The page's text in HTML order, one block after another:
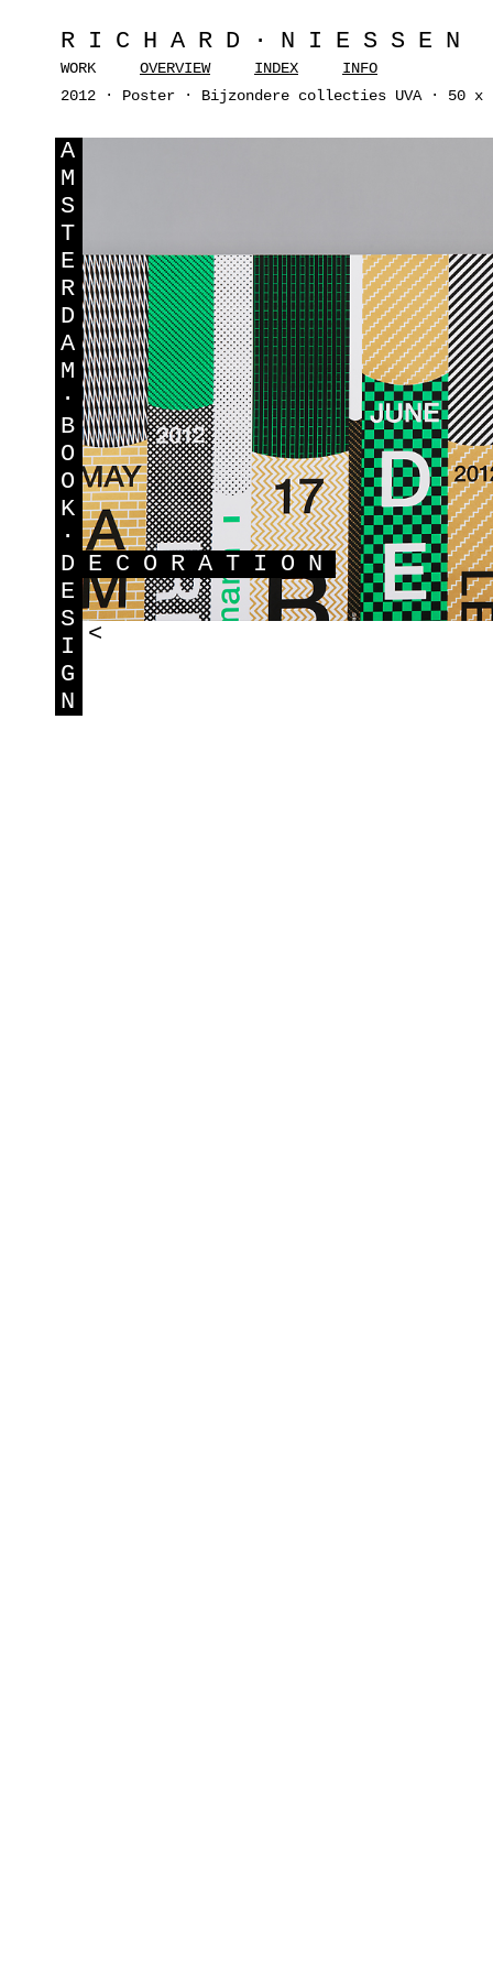
RICHARD·NIESSEN
WORK OVERVIEW INDEX
INFO
2012 · Poster · Bijzondere collecties UVA · 50 x
A
M
S
T
E
R
D
A
M
·
B
O
O
K
·
D ECORATION
E
S
I
G
N
<